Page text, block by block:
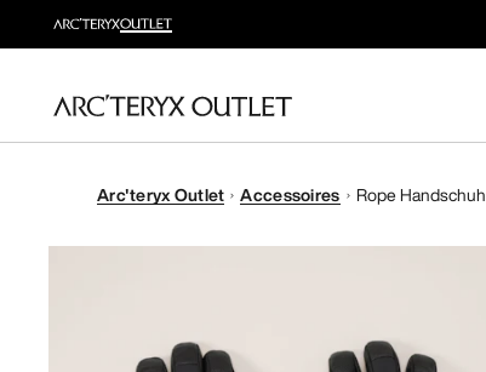
Arc'teryx Outlet Accessoires Rope Handschuh